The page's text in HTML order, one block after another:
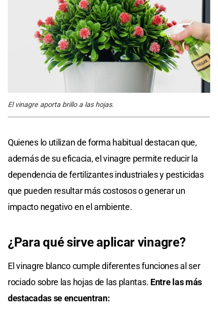
El vinagre aporta brillo a las hojas.
Quienes lo utilizan de forma habitual destacan que,
además de su eficacia, el vinagre permite reducir la
dependencia de fertilizantes industriales y pesticidas
que pueden resultar más costosos o generar un
impacto negativo en el ambiente.
¿Para qué sirve aplicar vinagre?
El vinagre blanco cumple diferentes funciones al ser
rociado sobre las hojas de las plantas. Entre las más
destacadas se encuentran: